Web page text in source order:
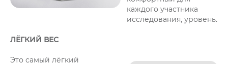
каждого участника
исследования, уровень.
ЛЁГКИЙ ВЕС
Это самый лёгкий